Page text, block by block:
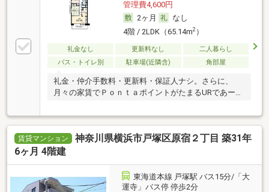
管理費4,600円
2ヶ月
なし
4階 / 2LDK（65.14m2）
礼金なし 更新料なし
二人暮らし
バス・トイレ別
駐車場(近隣含) 角部屋
礼金・仲介手数料・更新料・保証人ナシ。さらに、
月々の家賃でＰｏｎｔａポイントがたまるURであー
賃貸マンション
神奈川県横浜市戸塚区原宿２丁目 築31年
6ヶ月 4階建
東海道本線 戸塚駅 バス15分/「大
運寺」バス停 停歩2分